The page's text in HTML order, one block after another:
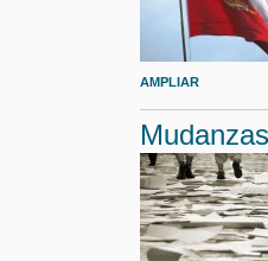
AMPLIAR